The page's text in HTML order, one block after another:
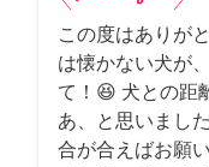
この度はありが
は懐かない犬が
て！😆 犬との距
あ、と思いまし
合が合えばお願